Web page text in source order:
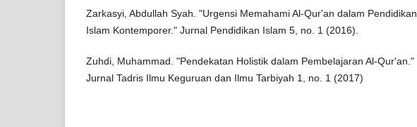
Zarkasyi, Abdullah Syah. "Urgensi Memahami Al-Qur'an dalam Pendidikan
Islam Kontemporer." Jurnal Pendidikan Islam 5, no. 1 (2016).
Zuhdi, Muhammad. "Pendekatan Holistik dalam Pembelajaran Al-Qur'an."
Jurnal Tadris Ilmu Keguruan dan Ilmu Tarbiyah 1, no. 1 (2017)